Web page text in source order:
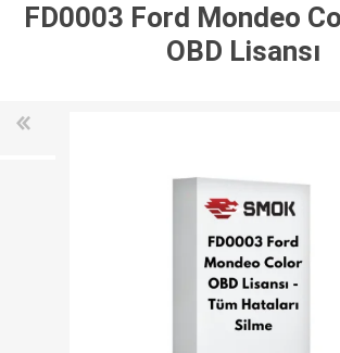
FD0003 Ford Mondeo
OBD Lisansı